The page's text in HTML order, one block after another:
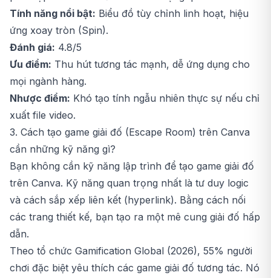
Tính năng nổi bật: Biểu đồ tùy chỉnh linh hoạt, hiệu
ứng xoay tròn (Spin).
Đánh giá: 4.8/5
Ưu điểm: Thu hút tương tác mạnh, dễ ứng dụng cho
mọi ngành hàng.
Nhược điểm: Khó tạo tính ngẫu nhiên thực sự nếu chỉ
xuất file video.
3. Cách tạo game giải đố (Escape Room) trên Canva
cần những kỹ năng gì?
Bạn không cần kỹ năng lập trình để tạo game giải đố
trên Canva. Kỹ năng quan trọng nhất là tư duy logic
và cách sắp xếp liên kết (hyperlink). Bằng cách nối
các trang thiết kế, bạn tạo ra một mê cung giải đố hấp
dẫn.
Theo tổ chức Gamification Global (2026), 55% người
chơi đặc biệt yêu thích các game giải đố tương tác. Nó